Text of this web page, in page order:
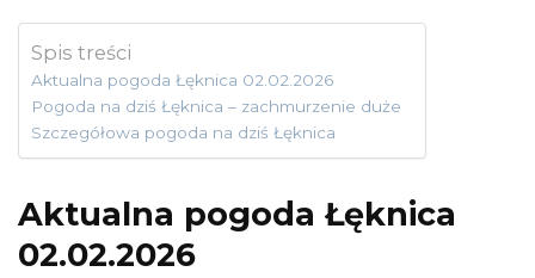
Spis treści
Aktualna pogoda Łęknica 02.02.2026
Pogoda na dziś Łęknica – zachmurzenie duże
Szczegółowa pogoda na dziś Łęknica
Aktualna pogoda Łęknica
02.02.2026